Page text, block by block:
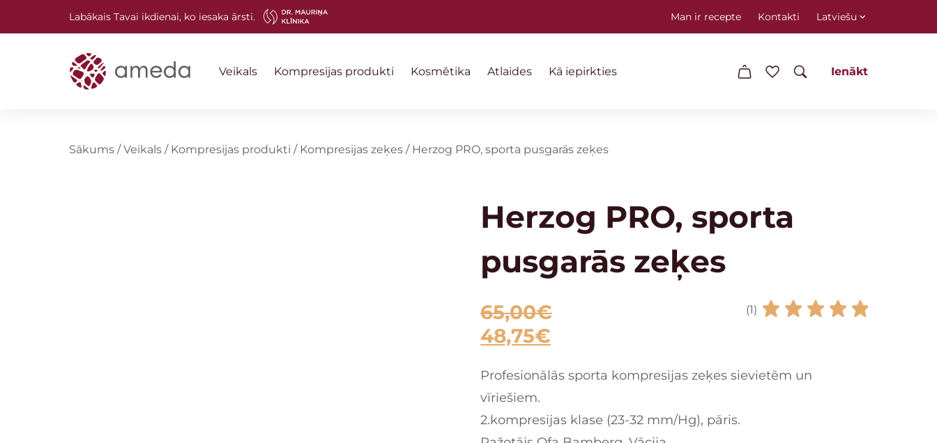
Labākais Tavai ikdienai, ko iesaka ārsti. Man ir recepte Kontakti Latviešu
Veikals Kompresijas produkti Kosmētika Atlaides Kā iepirkties Ienākt
Sākums /Veikals / Kompresijas produkti / Kompresijas zeķes / Herzog PRO, sporta pusgarās zeķes
Herzog PRO, sporta
pusgarās zeķes
(1)
65,00€
48,75€
Profesionālās sporta kompresijas zeķes sievietēm un
vīriešiem.
2.kompresijas klase (23-32 mm/Hg), pāris.